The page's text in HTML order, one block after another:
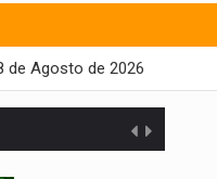
de Agosto de 2026